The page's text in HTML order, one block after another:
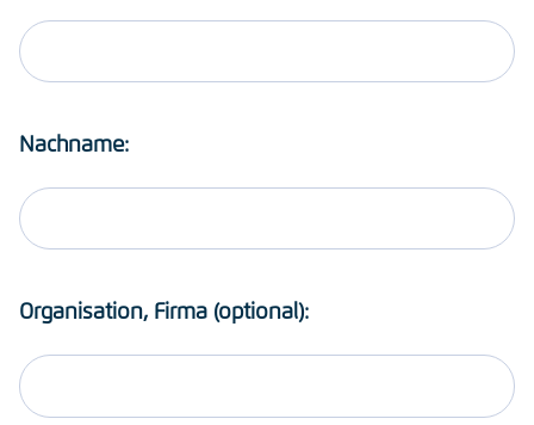
Nachname:
Organisation, Firma (optional):